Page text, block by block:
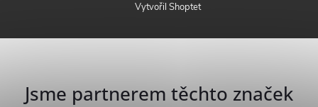
Vytvořil Shoptet
Jsme partnerem těchto značek